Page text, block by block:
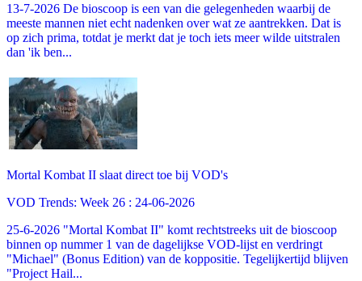
13-7-2026 De bioscoop is een van die gelegenheden waarbij de
meeste mannen niet echt nadenken over wat ze aantrekken. Dat is
op zich prima, totdat je merkt dat je toch iets meer wilde uitstralen
dan 'ik ben...
Mortal Kombat II slaat direct toe bij VOD's
VOD Trends: Week 26 : 24-06-2026
25-6-2026 "Mortal Kombat II" komt rechtstreeks uit de bioscoop
binnen op nummer 1 van de dagelijkse VOD-lijst en verdringt
"Michael" (Bonus Edition) van de koppositie. Tegelijkertijd blijven
"Project Hail...